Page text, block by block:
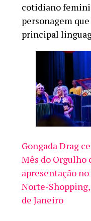
cotidiano
personagem
principal
Gongada Drag
Mês do Orgulho
apresentação
Norte-
de Janeiro